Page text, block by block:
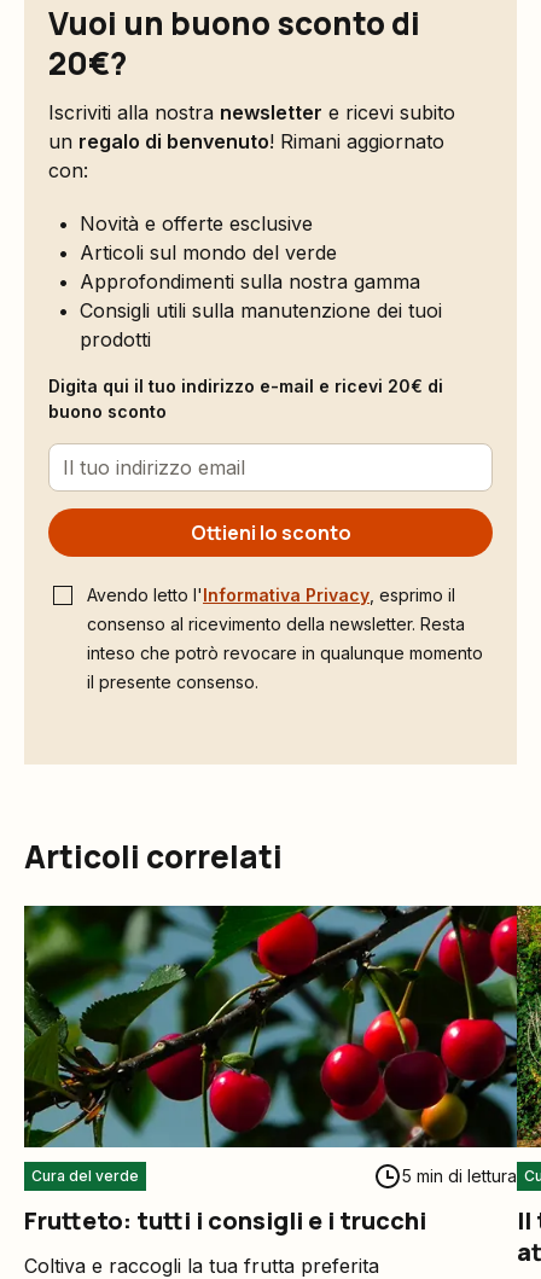
Vuoi un buono sconto di
20€?
Iscriviti alla nostra newsletter e ricevi subito
un regalo di benvenuto! Rimani aggiornato
con:
Novità e offerte esclusive
Articoli sul mondo del verde
Approfondimenti sulla nostra gamma
Consigli utili sulla manutenzione dei tuoi
prodotti
Digita qui il tuo indirizzo e-mail e ricevi 20€ di
buono sconto
Ottieni lo sconto
Avendo letto l'Informativa Privacy , esprimo il
consenso al ricevimento della newsletter. Resta
inteso che potrò revocare in qualunque momento
il presente consenso.
Articoli correlati
Cura del verde 5 min di lettura
Frutteto: tutti i consigli e i trucchi
Coltiva e raccogli la tua frutta preferita
Il